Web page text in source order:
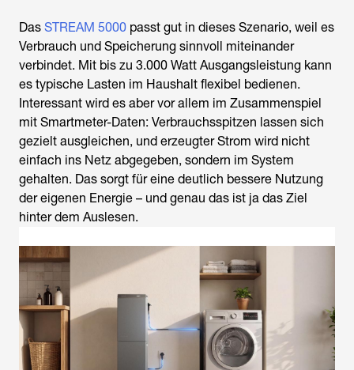
Das STREAM 5000 passt gut in dieses Szenario, weil es
Verbrauch und Speicherung sinnvoll miteinander
verbindet. Mit bis zu 3.000 Watt Ausgangsleistung kann
es typische Lasten im Haushalt flexibel bedienen.
Interessant wird es aber vor allem im Zusammenspiel
mit Smartmeter-Daten: Verbrauchsspitzen lassen sich
gezielt ausgleichen, und erzeugter Strom wird nicht
einfach ins Netz abgegeben, sondern im System
gehalten. Das sorgt für eine deutlich bessere Nutzung
der eigenen Energie – und genau das ist ja das Ziel
hinter dem Auslesen.